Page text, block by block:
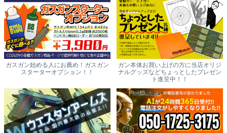
ガスガン始める人にお薦め！ガスガン
スターターオプション！！
ガン本体お買い上げの方に当店オリジ
ナルグッズなどちょっとしたプレゼン
ト進呈中！！